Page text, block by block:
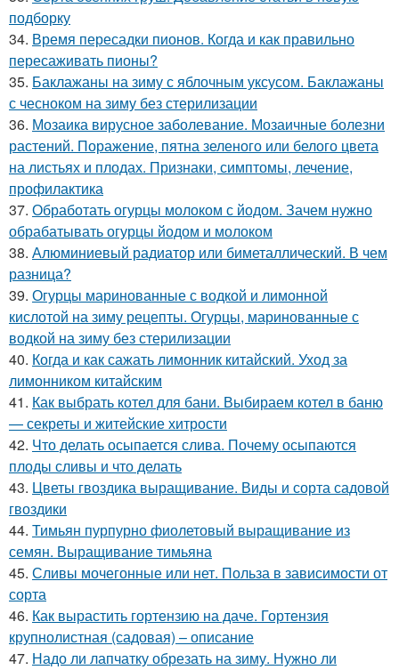
подборку
34. Время пересадки пионов. Когда и как правильно
пересаживать пионы?
35. Баклажаны на зиму с яблочным уксусом. Баклажаны
с чесноком на зиму без стерилизации
36. Мозаика вирусное заболевание. Мозаичные болезни
растений. Поражение, пятна зеленого или белого цвета
на листьях и плодах. Признаки, симптомы, лечение,
профилактика
37. Обработать огурцы молоком с йодом. Зачем нужно
обрабатывать огурцы йодом и молоком
38. Алюминиевый радиатор или биметаллический. В чем
разница?
39. Огурцы маринованные с водкой и лимонной
кислотой на зиму рецепты. Огурцы, маринованные с
водкой на зиму без стерилизации
40. Когда и как сажать лимонник китайский. Уход за
лимонником китайским
41. Как выбрать котел для бани. Выбираем котел в баню
— секреты и житейские хитрости
42. Что делать осыпается слива. Почему осыпаются
плоды сливы и что делать
43. Цветы гвоздика выращивание. Виды и сорта садовой
гвоздики
44. Тимьян пурпурно фиолетовый выращивание из
семян. Выращивание тимьяна
45. Сливы мочегонные или нет. Польза в зависимости от
сорта
46. Как вырастить гортензию на даче. Гортензия
крупнолистная (садовая) – описание
47. Надо ли лапчатку обрезать на зиму. Нужно ли